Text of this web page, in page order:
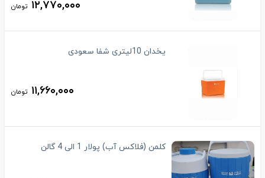
۱۲,۷۷۰,۰۰۰ تومان
یخدان 10لیتری شفا سعودی
۱۱,۶۶۰,۰۰۰ تومان
کلمن (فلاکس آب) پولار 1 الی 4 گالن